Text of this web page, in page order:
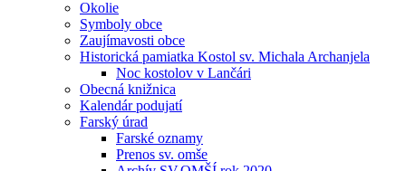
Okolie
Symboly obce
Zaujímavosti obce
Historická pamiatka Kostol sv. Michala Archanjela
Noc kostolov v Lančári
Obecná knižnica
Kalendár podujatí
Farský úrad
Farské oznamy
Prenos sv. omše